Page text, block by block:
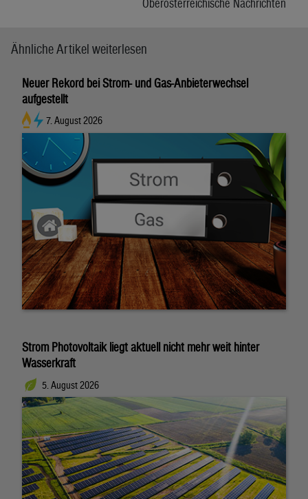
Ähnliche Artikel weiterlesen
Neuer Rekord bei Strom- und Gas-Anbieterwechsel
aufgestellt
7. August 2026
Strom Photovoltaik liegt aktuell nicht mehr weit hinter
Wasserkraft
5. August 2026